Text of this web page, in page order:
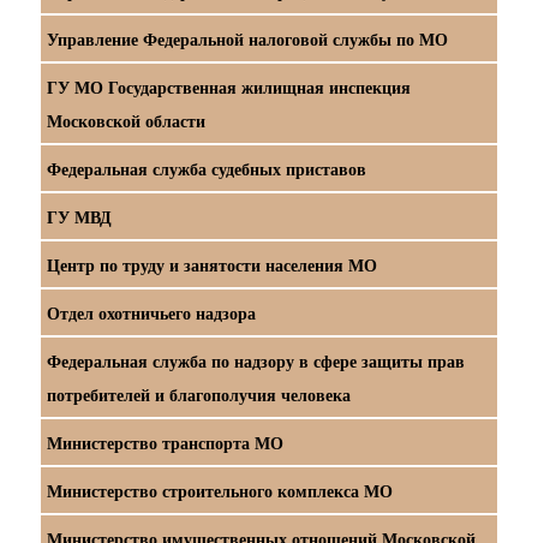
Управление Федеральной налоговой службы по МО
ГУ МО Государственная жилищная инспекция
Московской области
Федеральная служба судебных приставов
ГУ МВД
Центр по труду и занятости населения МО
Отдел охотничьего надзора
Федеральная служба по надзору в сфере защиты прав
потребителей и благополучия человека
Министерство транспорта МО
Министерство строительного комплекса МО